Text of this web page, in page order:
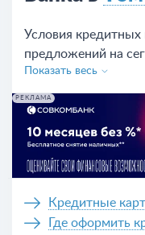
Условия кредитных
предложений на
на сайте или в
Показать весь
РЕКЛАМА
Кредитные
Где оформить